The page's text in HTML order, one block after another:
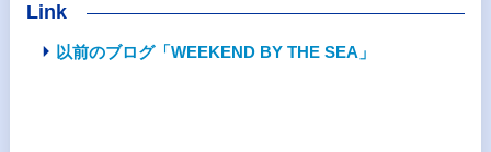
Link
以前のブログ「WEEKEND BY THE SEA」